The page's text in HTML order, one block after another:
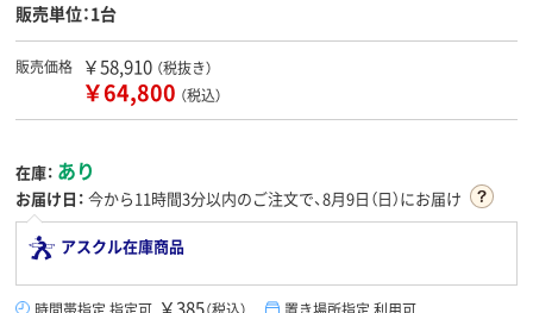
販売単位：1台
販売価格 ￥58,910 （税抜き）
￥64,800 （税込）
在庫： あり
お届け日： 今から11時間3分以内のご注文で、8月9日（日）にお届け
アスクル在庫商品
￥385